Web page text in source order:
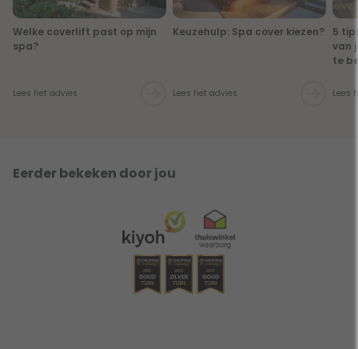
Welke coverlift past op mijn
spa?
Lees het advies
Keuzehulp: Spa cover kiezen?
Lees het advies
5
van
te
Lees
Eerder bekeken door jou